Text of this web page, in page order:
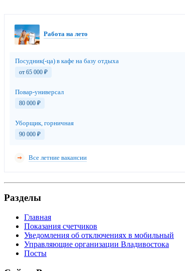
Работа на лето
Посудник(-ца) в кафе на базу отдыха
от 65 000 ₽
Повар-универсал
80 000 ₽
Уборщик, горничная
90 000 ₽
Все летние вакансии
Разделы
Главная
Показания счетчиков
Уведомления об отключениях в мобильный
Управляющие организации Владивостока
Посты